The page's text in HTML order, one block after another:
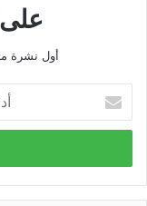
أول نشرة
بريدك
الإلكتروني